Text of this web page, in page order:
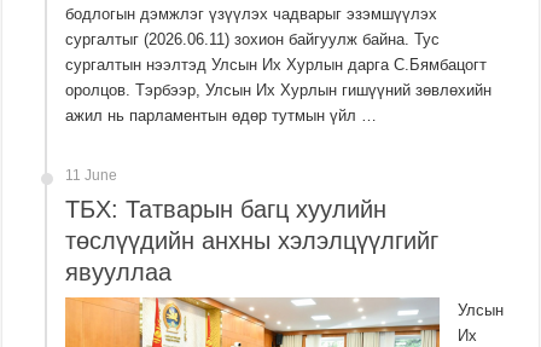
бодлогын дэмжлэг үзүүлэх чадварыг эзэмшүүлэх
сургалтыг (2026.06.11) зохион байгуулж байна. Тус
сургалтын нээлтэд Улсын Их Хурлын дарга С.Бямбацогт
оролцов. Тэрбээр, Улсын Их Хурлын гишүүний зөвлөхийн
ажил нь парламентын өдөр тутмын үйл …
11 June
ТБХ: Татварын багц хуулийн
төслүүдийн анхны хэлэлцүүлгийг
явууллаа
Улсын
Их